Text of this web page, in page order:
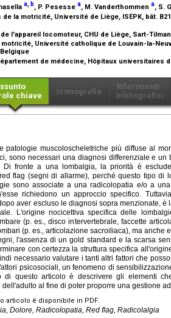
a, b, P. Pesesse a, M. Vanderthommen a, S.
la motricité, Université de Liège, ISEPK, bât.
l'appareil locomoteur, CHU de Liège, Sart-
Université catholique de Louvain-la-
de médecine, Hôpitaux universitaires
chiave
Iconografia
Riferimenti
bibliografici
patologie muscoloscheletriche più diffuse al
sono necessari una diagnosi differenziale e
Di fronte a una lombalgia, la priorità è
flag (segni di allarme), perché questo tipo di
sono associate a una radicolopatia e/o a
richiedono un approccio specifico.
aver escluso le diagnosi sopra menzionate,
L'origine nocicettiva specifica delle
(p. es., disco intervertebrale, faccette
(p. es., articolazione sacroiliaca), ma anche
l'assenza di un gold standard e la scarsa
con certezza la struttura specifica
necessario valutare i tanti altri fattori che
psicosociali, un fenomeno di
di questo articolo è descrivere gli elementi
al fine di poter proporre una gestione
articolo è disponibile in PDF.
Dolore, Radicolopatia, Red flag, Radicolalgia